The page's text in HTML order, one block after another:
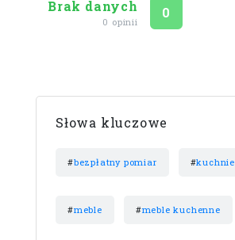
Brak danych
0 opinii
Ocena
0
Słowa kluczowe
#bezpłatny pomiar #kuchnie
#meble #meble kuchenne